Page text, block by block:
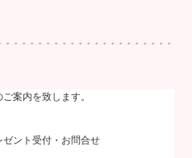
案内を致します。
ント受付・お問合せ